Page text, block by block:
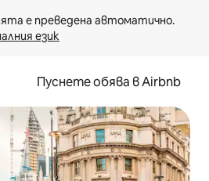
език
Пуснете обява в Airbnb